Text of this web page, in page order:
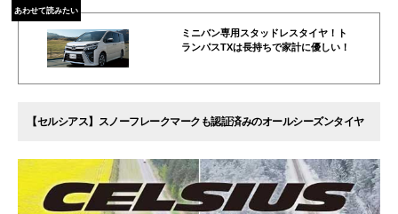
あわせて読みたい
ミニバン専用スタッドレスタイヤ！ト
ランパスTXは長持ちで家計に優しい！
【セルシアス】スノーフレークマークも認証済みのオールシーズンタイヤ